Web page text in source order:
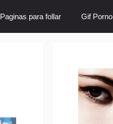
Paginas para follar Gif Porno